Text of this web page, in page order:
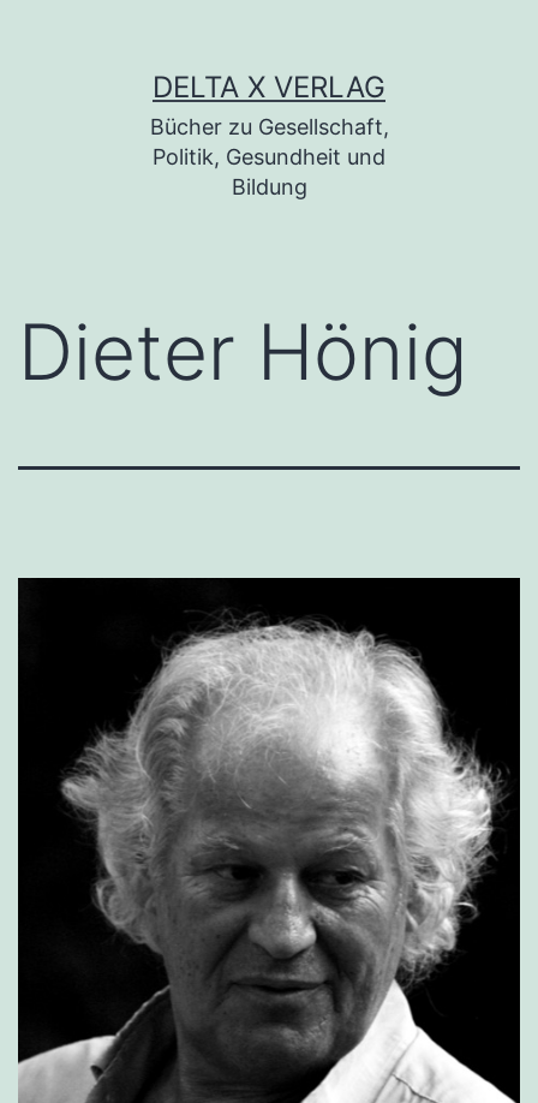
DELTA X VERLAG
Bücher zu Gesellschaft,
Politik, Gesundheit und
Bildung
Dieter Hönig